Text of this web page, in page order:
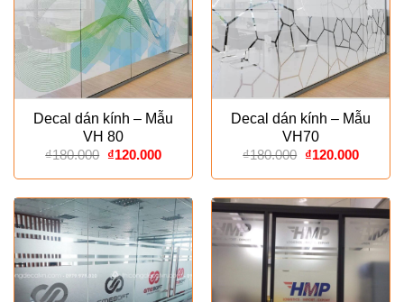
Decal dán kính – Mẫu
VH 80
₫180.000 Giá
là:
₫180.000.
₫120.000Giá
tại
là:
₫120.000.
Decal dán kính – Mẫu
VH70
₫180.000 Giá
là:
₫180.000.
₫120.000Giá
tại
là: